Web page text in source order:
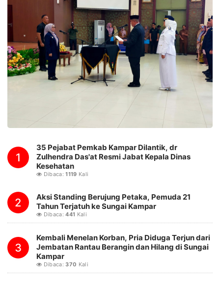
1
35 Pejabat Pemkab Kampar Dilantik, dr
Zulhendra Das'at Resmi Jabat Kepala Dinas
Kesehatan
Dibaca:1119 Kali
2
Aksi Standing Berujung Petaka, Pemuda 21
Tahun Terjatuh ke Sungai Kampar
Dibaca:441 Kali
3
Kembali Menelan Korban, Pria Diduga Terjun dari
Jembatan Rantau Berangin dan Hilang di Sungai
Kampar
Dibaca:370 Kali